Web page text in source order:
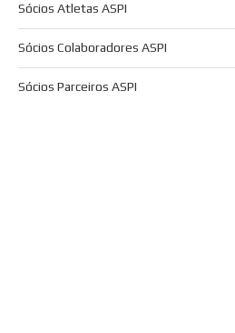
Sócios Atletas ASPI
Sócios Colaboradores ASPI
Sócios Parceiros ASPI